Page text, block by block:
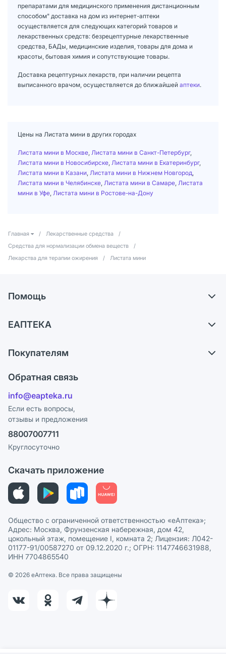
препаратами для медицинского применения дистанционным
способом" доставка на дом из интернет-аптеки
осуществляется для следующих категорий товаров и
лекарственных средств: безрецептурные лекарственные
средства, БАДы, медицинские изделия, товары для дома и
красоты, бытовая химия и сопутствующие товары.
Доставка рецептурных лекарств, при наличии рецепта
выписанного врачом, осуществляется до ближайшей аптеки.
Цены на Листата мини в других городах
Листата мини в Москве Листата мини в Санкт-Петербург,
Листата мини в Новосибирске Листата мини в Екатеринбург,
Листата мини в Казани Листата мини в Нижнем Новгород
Листата мини в Челябинске Листата мини в Самаре Листата
мини в Уфе Листата мини в Ростове-на-Дону
Главная / Лекарственные средства
/
Средства для нормализации обмена веществ
/
Лекарства для терапии ожирения
/ Листата мини
Помощь
Самовывоз из аптек
Ответы на вопросы
Блог
ЕАПТЕКА
Карьера
Поставщики
Лицензия
Реклама на сайте
Ваши товары на ЕАПТЕКЕ
Покупателям
Программа СберСпасибо
Политика конфиденциальности
Пользовательское соглашение
Политика рекомендаций
Этика и соответствие
Политика в отношении обработки персональных данных
Обратная связь
info@eapteka.ru
Если есть вопросы,
отзывы и предложения
88007007711
Круглосуточно
Скачать приложение
Общество с ограниченной ответственностью «еАптека»;
Адрес: Москва, Фрунзенская набережная, дом 42,
цокольный этаж, помещение I, комната 2; Лицензия: Л042-
01177-91/00587270 от 09.12.2020 г.; ОГРН: 1147746631988,
ИНН 7704865540
© 2026 eАптека. Все права защищены